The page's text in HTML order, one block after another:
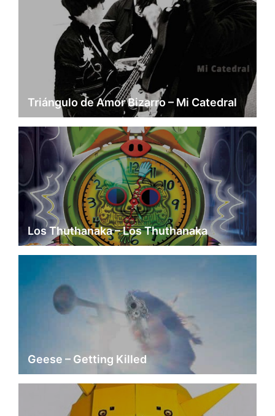
Triángulo de Amor Bizarro – Mi Catedral
Los Thuthanaka – Los Thuthanaka
Geese – Getting Killed